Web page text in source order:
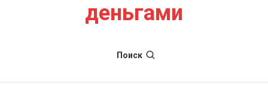
деньгами
Поиск